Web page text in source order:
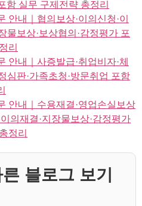
함 실무 구제전략 총정리
안내｜협의보상·이의신청·이
물보상·보상협의·감정평가 포
리
안내｜사증발급·취업비자·체
심판·가족초청·방문취업 포함
안내｜수용재결·영업손실보상
의재결·지장물보상·감정평가
정리
블로그 보기